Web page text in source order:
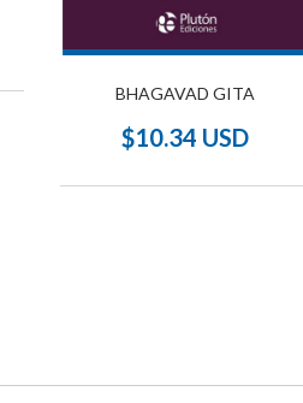
BHAGAVAD GITA
$10.34 USD